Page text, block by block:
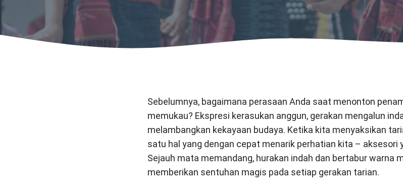
Sebelumnya, bagaimana perasaan Anda saat menonton
memukau? Ekspresi kerasukan anggun, gerakan mengalun
melambangkan kekayaan budaya. Ketika kita menyaksikan
satu hal yang dengan cepat menarik perhatian kita – aksesori
Sejauh mata memandang, hurakan indah dan bertabur warna
memberikan sentuhan magis pada setiap gerakan tarian.